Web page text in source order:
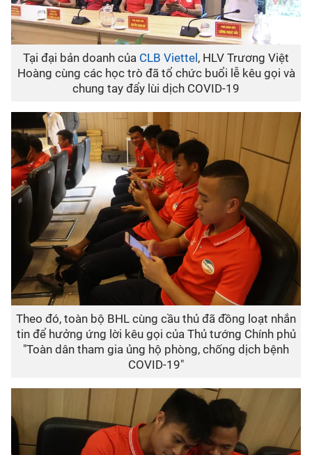
VIDEO
Bên lề
Tại đại bản doanh của CLB Viettel , HLV Trương Việt
Hoàng cùng các học trò đã tổ chức buổi lễ kêu gọi và
chung tay đẩy lùi dịch COVID-19
Theo đó, toàn bộ BHL cùng cầu thủ đã đồng loạt nhắn
tin để hưởng ứng lời kêu gọi của Thủ tướng Chính phủ
"Toàn dân tham gia ủng hộ phòng, chống dịch bệnh
COVID-19"